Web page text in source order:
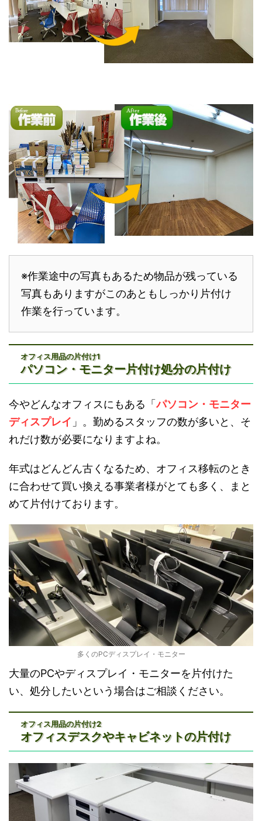
※作業途中の写真もあるため物品が残っている
写真もありますがこのあともしっかり片付け
作業を行っています。
オフィス用品の片付け1
パソコン・モニター片付け処分の片付け
今やどんなオフィスにもある「パソコン・モニター
ディスプレイ 」。勤めるスタッフの数が多いと、そ
れだけ数が必要になりますよね。
年式はどんどん古くなるため、オフィス移転のとき
に合わせて買い換える事業者様がとても多く、まと
めて片付けております。
多くのPCディスプレイ・モニター
大量のPCやディスプレイ・モニターを片付けた
い、処分したいという場合はご相談ください。
オフィス用品の片付け2
オフィスデスクやキャビネットの片付け